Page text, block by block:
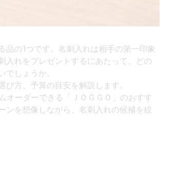
品の1つです。名刺入れは相手の第一印象
入れをプレゼントするにあたって、どの
しょうか。
方、予算の目安を解説します。
オーダーできる「ＪＯＧＧＯ」のおすす
ンを想像しながら、名刺入れの候補を絞